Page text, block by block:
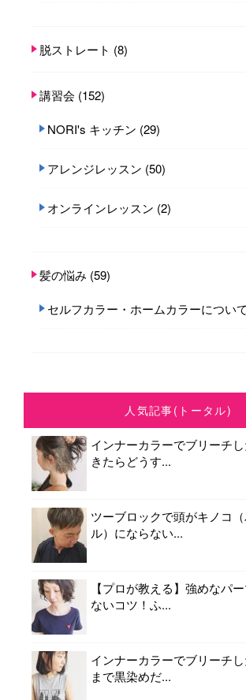
脱ストレート (8)
講習会 (152)
NORI's キッチン (29)
アレンジレッスン (50)
オンラインレッスン (2)
髪の悩み (59)
セルフカラー・ホームカラーについて
人気記事(トータル)
インナーカラーでブリーチ
きたらどうす...
ツーブロックで頭がキノコ
ル）にならない...
【プロが教える】強めなパ
ないコツ！ふ...
インナーカラーでブリーチ
まで黒染めだ...